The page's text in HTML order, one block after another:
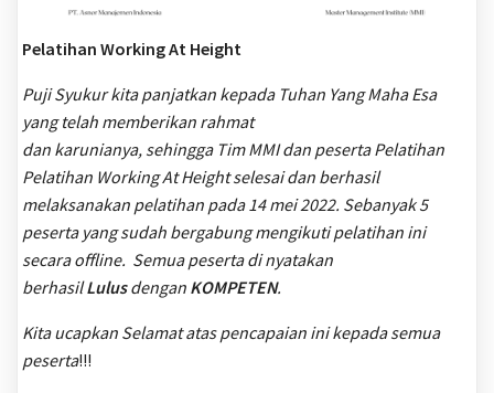
Pelatihan Working At Height
Puji Syukur kita panjatkan kepada Tuhan Yang Maha Esa
yang telah memberikan rahmat
dan karunianya, sehingga Tim MMI dan peserta Pelatihan
Pelatihan Working At Height selesai dan berhasil
melaksanakan pelatihan pada 14 mei 2022. Sebanyak 5
peserta yang sudah bergabung mengikuti pelatihan ini
secara offline. Semua peserta di nyatakan
berhasilLulusdengan KOMPETEN.
Kita ucapkan Selamat atas pencapaian ini kepada semua
peserta!!!